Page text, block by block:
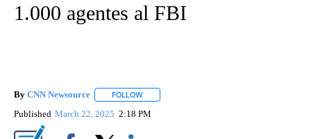
1.000 agentes al FBI
By CNN Newsource FOLLOW
Published March 22, 2025 2:18 PM